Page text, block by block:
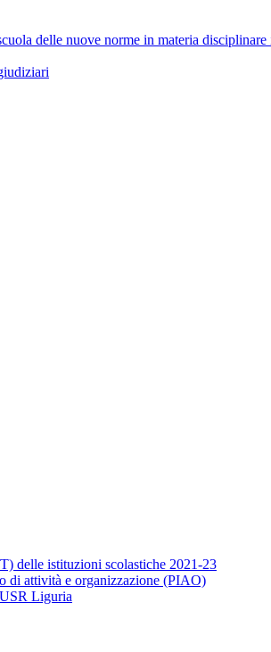
delle nuove norme in materia
delle istituzioni scolastiche 2021-23
di attività e organizzazione (PIAO)
Liguria